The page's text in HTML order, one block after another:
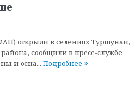
открыли в селениях Туршунай,
сообщили в пресс-службе
и осна... Подробнее